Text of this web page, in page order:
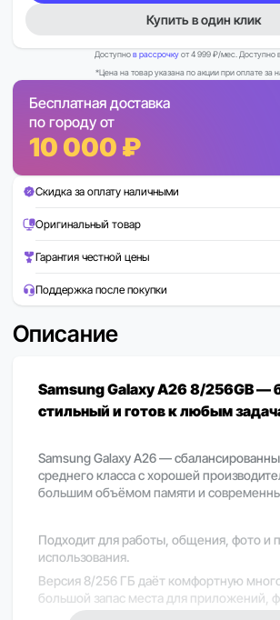
Купить в один клик
Доступнов рассрочкуот 4 999 ₽/мес. Доступно
*Цена на товар указана по акции при оплате за
Бесплатная доставка
по городу от
10 000 ₽
Скидка за оплату наличными
Оригинальный товар
Гарантия честной цены
Поддержка после покупки
Описание
Samsung Galaxy A26 8/256GB —
стильный и готов к любым
Samsung Galaxy A26 —
среднего класса с хорошей
большим объёмом памяти и
Подходит для работы, общения, фото и
использования.
Версия 8/256 ГБ даёт комфортную
большой запас места для приложений,